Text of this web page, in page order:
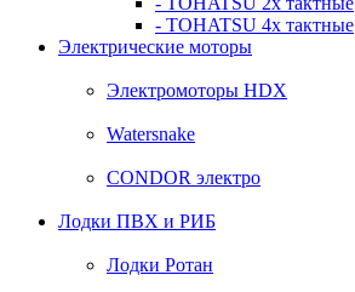
- TOHATSU 4х тактные
Электрические моторы
Электромоторы HDX
Watersnake
CONDOR электро
Лодки ПВХ и РИБ
Лодки Ротан